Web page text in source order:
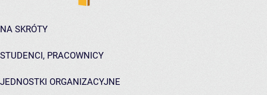
NA SKRÓTY
STUDENCI, PRACOWNICY
JEDNOSTKI ORGANIZACYJNE